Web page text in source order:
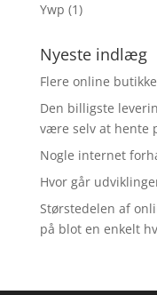
Ywp (1)
Nyeste indlæg
Flere online
Den billigste
være selv at hente
Nogle internet
Hvor går
Størstedelen af
på blot en enkelt